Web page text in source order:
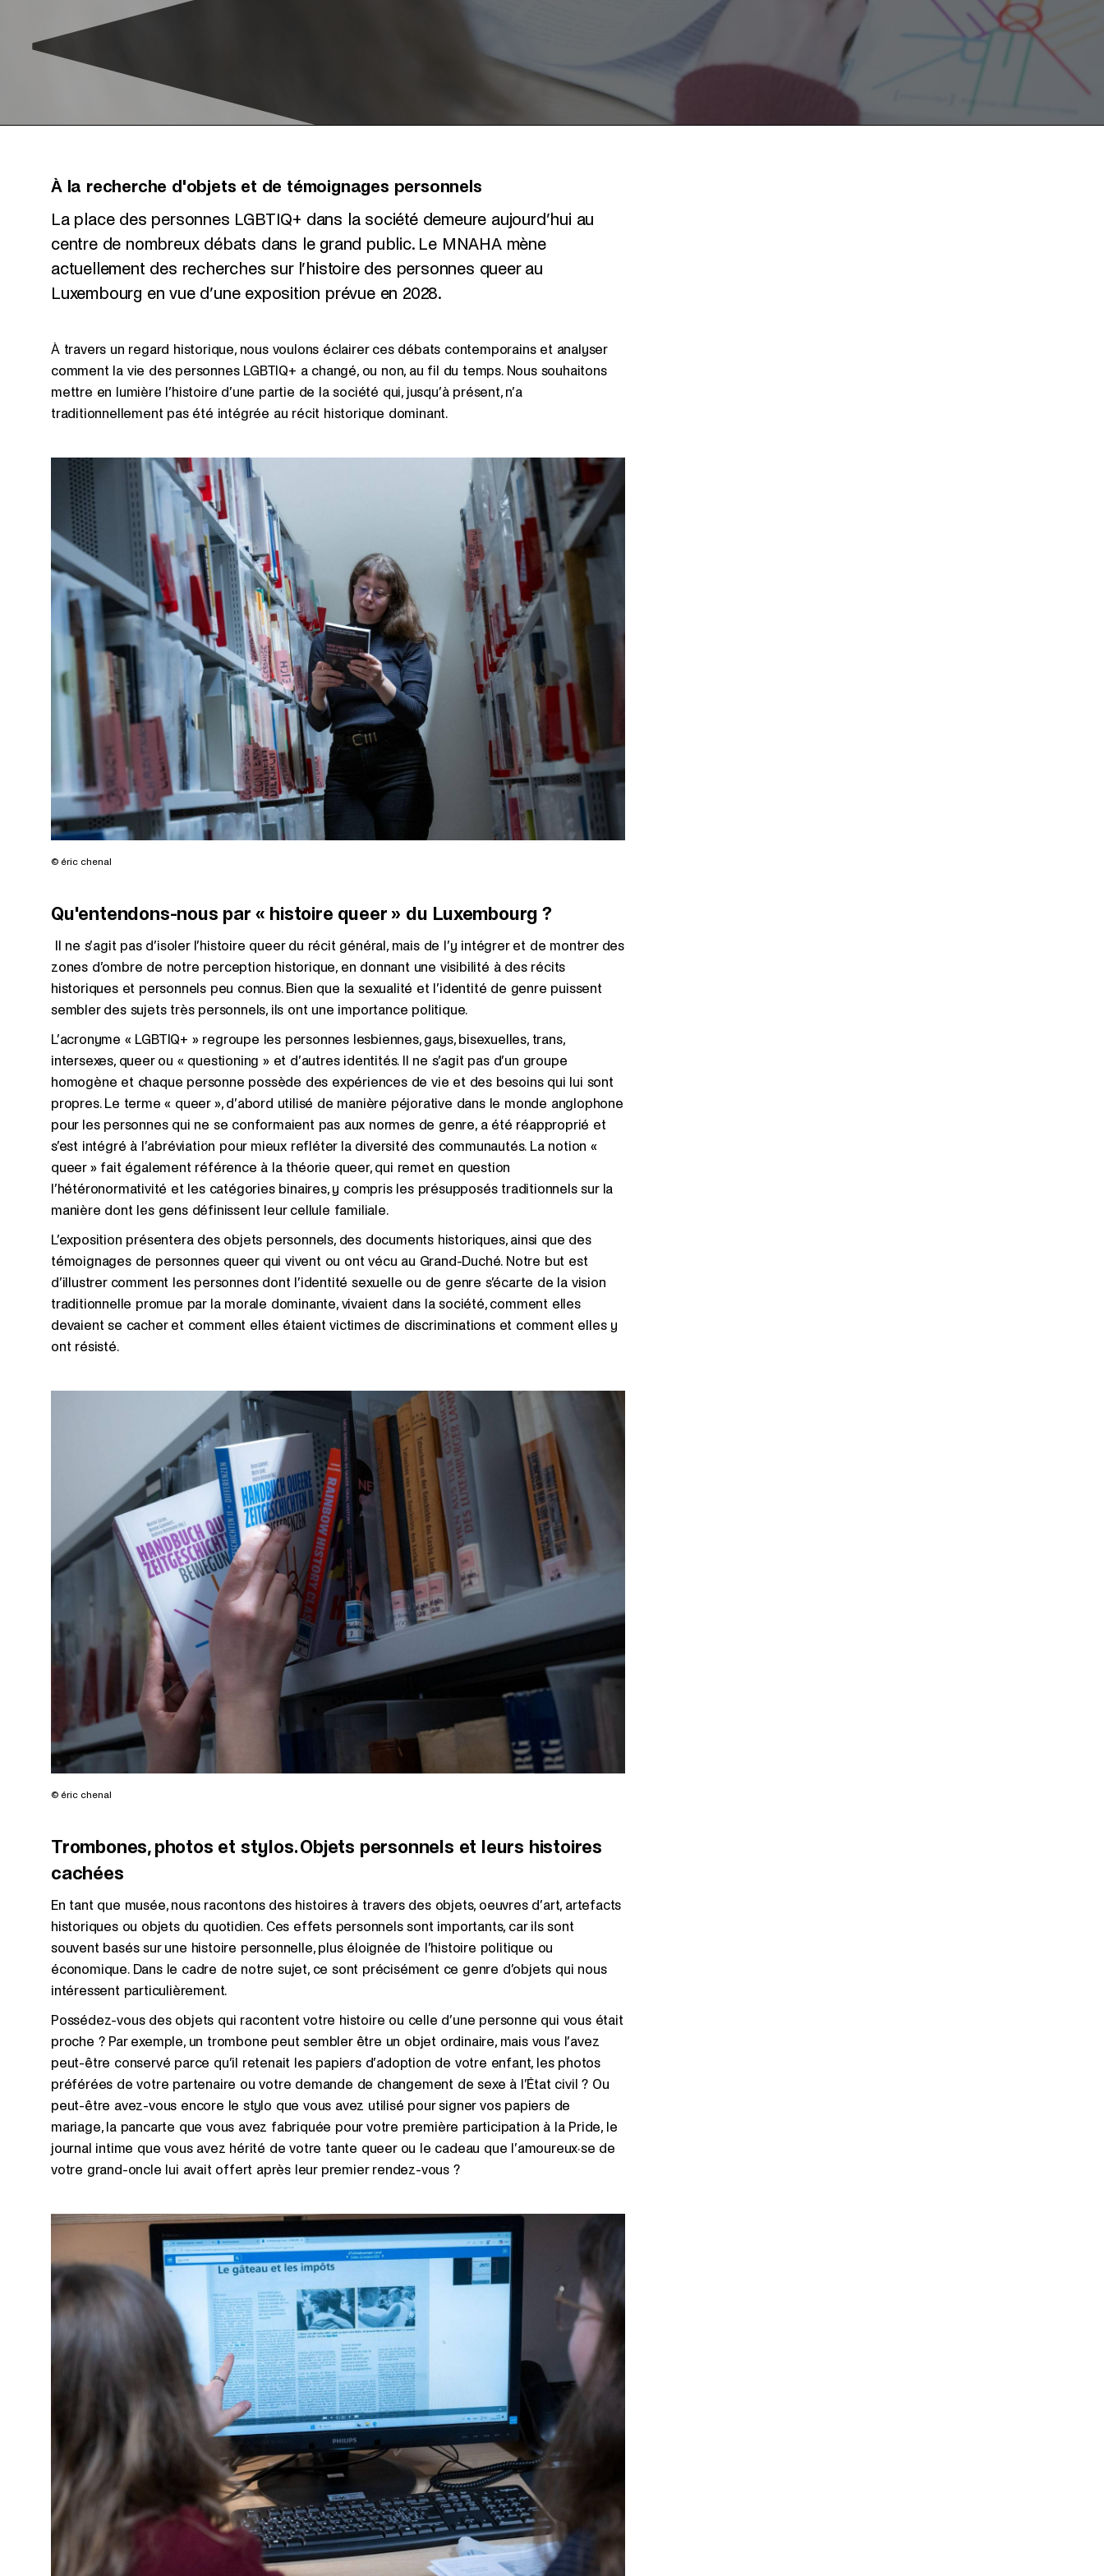
À la recherche d'objets et de témoignages personnels
La place des personnes LGBTIQ+ dans la société demeure aujourd’hui au
centre de nombreux débats dans le grand public. Le MNAHA mène
actuellement des recherches sur l’histoire des personnes queer au
Luxembourg en vue d’une exposition prévue en 2028.
À travers un regard historique, nous voulons éclairer ces débats contemporains et analyser
comment la vie des personnes LGBTIQ+ a changé, ou non, au fil du temps. Nous souhaitons
mettre en lumière l’histoire d’une partie de la société qui, jusqu’à présent, n’a
traditionnellement pas été intégrée au récit historique dominant.
© éric chenal
Qu'entendons-nous par « histoire queer » du Luxembourg ?
Il ne s’agit pas d’isoler l’histoire queer du récit général, mais de l’y intégrer et de montrer des
zones d’ombre de notre perception historique, en donnant une visibilité à des récits
historiques et personnels peu connus. Bien que la sexualité et l’identité de genre puissent
sembler des sujets très personnels, ils ont une importance politique.
L’acronyme « LGBTIQ+ » regroupe les personnes lesbiennes, gays, bisexuelles, trans,
intersexes, queer ou « questioning » et d’autres identités. Il ne s’agit pas d’un groupe
homogène et chaque personne possède des expériences de vie et des besoins qui lui sont
propres. Le terme « queer », d’abord utilisé de manière péjorative dans le monde anglophone
pour les personnes qui ne se conformaient pas aux normes de genre, a été réapproprié et
s’est intégré à l’abréviation pour mieux refléter la diversité des communautés. La notion «
queer » fait également référence à la théorie queer, qui remet en question
l’hétéronormativité et les catégories binaires, y compris les présupposés traditionnels sur la
manière dont les gens définissent leur cellule familiale.
L’exposition présentera des objets personnels, des documents historiques, ainsi que des
témoignages de personnes queer qui vivent ou ont vécu au Grand-Duché. Notre but est
d’illustrer comment les personnes dont l’identité sexuelle ou de genre s’écarte de la vision
traditionnelle promue par la morale dominante, vivaient dans la société, comment elles
devaient se cacher et comment elles étaient victimes de discriminations et comment elles y
ont résisté.
© éric chenal
Trombones, photos et stylos. Objets personnels et leurs histoires
cachées
En tant que musée, nous racontons des histoires à travers des objets, oeuvres d’art, artefacts
historiques ou objets du quotidien. Ces effets personnels sont importants, car ils sont
souvent basés sur une histoire personnelle, plus éloignée de l’histoire politique ou
économique. Dans le cadre de notre sujet, ce sont précisément ce genre d’objets qui nous
intéressent particulièrement.
Possédez-vous des objets qui racontent votre histoire ou celle d’une personne qui vous était
proche ? Par exemple, un trombone peut sembler être un objet ordinaire, mais vous l’avez
peut-être conservé parce qu’il retenait les papiers d’adoption de votre enfant, les photos
préférées de votre partenaire ou votre demande de changement de sexe à l’État civil ? Ou
peut-être avez-vous encore le stylo que vous avez utilisé pour signer vos papiers de
mariage, la pancarte que vous avez fabriquée pour votre première participation à la Pride, le
journal intime que vous avez hérité de votre tante queer ou le cadeau que l’amoureux·se de
votre grand-oncle lui avait offert après leur premier rendez-vous ?